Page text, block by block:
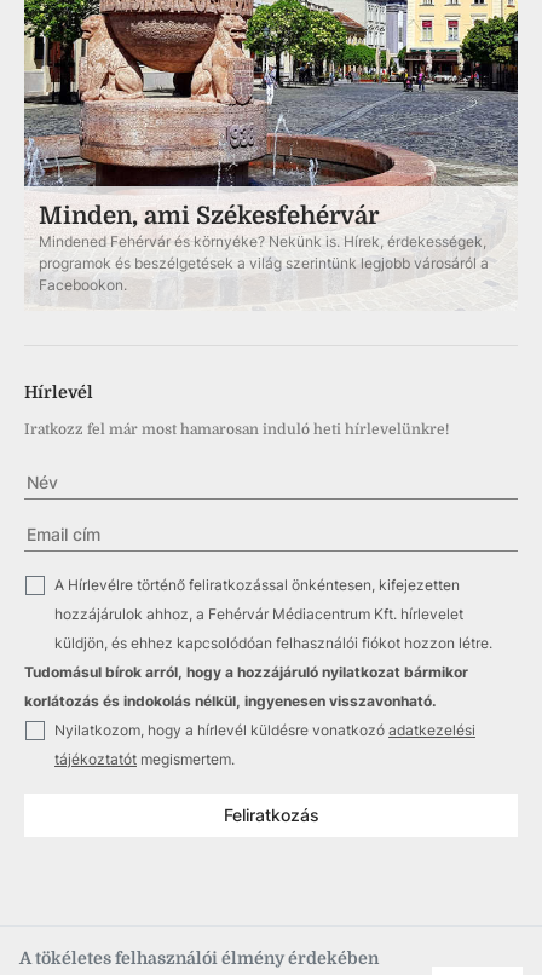
A tökéletes felhasználói élmény érdekében
Minden, ami Székesfehérvár
Mindened Fehérvár és környéke? Nekünk is. Hírek, érdekességek,
programok és beszélgetések a világ szerintünk legjobb városáról a
Facebookon.
Hírlevél
Iratkozz fel már most hamarosan induló heti hírlevelünkre!
A Hírlevélre történő feliratkozással önkéntesen, kifejezetten
hozzájárulok ahhoz, a Fehérvár Médiacentrum Kft. hírlevelet
küldjön, és ehhez kapcsolódóan felhasználói fiókot hozzon létre.
Tudomásul bírok arról, hogy a hozzájáruló nyilatkozat bármikor
korlátozás és indokolás nélkül, ingyenesen visszavonható.
Nyilatkozom, hogy a hírlevél küldésre vonatkozó adatkezelési
tájékoztatót megismertem.
Feliratkozás